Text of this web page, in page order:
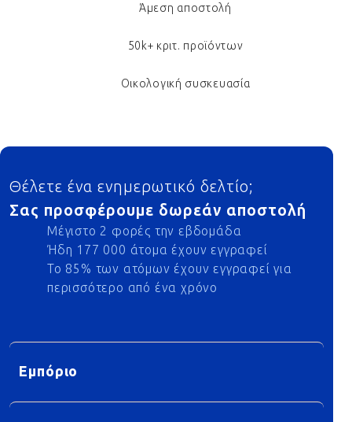
Άμεση αποστολή
50k+ κριτ. προϊόντων
Οικολογική συσκευασία
Footer
Θέλετε ένα ενημερωτικό δελτίο;
Σας προσφέρουμε δωρεάν αποστολή
Μέγιστο 2 φορές την εβδομάδα
Ήδη 177 000 άτομα έχουν εγγραφεί
Το 85% των ατόμων έχουν εγγραφεί για
περισσότερο από ένα χρόνο
Εμπόριο